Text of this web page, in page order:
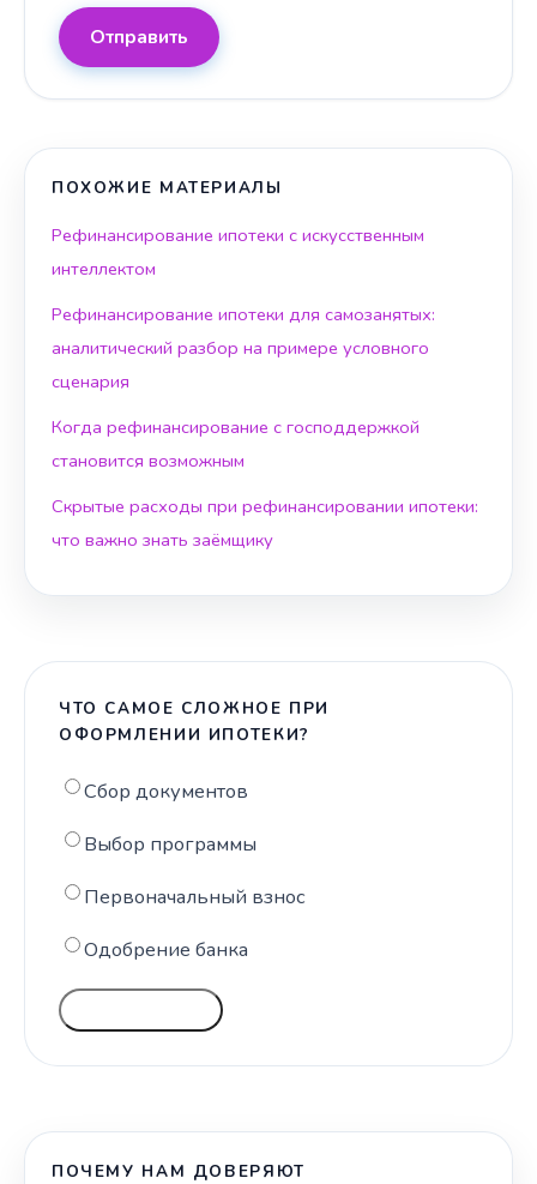
Отправить
ПОХОЖИЕ МАТЕРИАЛЫ
Рефинансирование ипотеки с искусственным
интеллектом
Рефинансирование ипотеки для самозанятых:
аналитический разбор на примере условного
сценария
Когда рефинансирование с господдержкой
становится возможным
Скрытые расходы при рефинансировании ипотеки:
что важно знать заёмщику
ЧТО САМОЕ СЛОЖНОЕ ПРИ
ОФОРМЛЕНИИ ИПОТЕКИ?
Сбор документов
Выбор программы
Первоначальный взнос
Одобрение банка
ПОЧЕМУ НАМ ДОВЕРЯЮТ